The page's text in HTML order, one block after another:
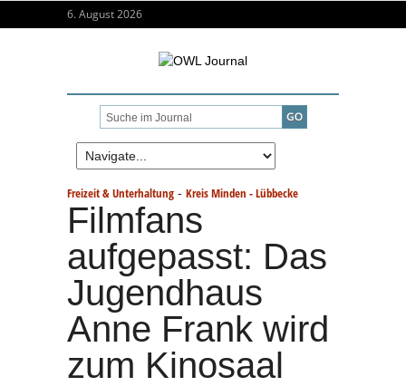
6. August 2026
Freizeit & Unterhaltung - Kreis Minden - Lübbecke
Filmfans
aufgepasst: Das
Jugendhaus
Anne Frank wird
zum Kinosaal